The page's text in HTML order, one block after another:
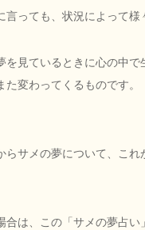
言っても、状況によって様
を見ているときに心の中で
た変わってくるものです。
らサメの夢について、これ
合は、この「サメの夢占い